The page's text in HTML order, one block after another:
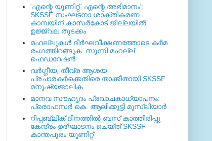
'എന്റെ യൂണിറ്റ്, എന്റെ അഭിമാനം';
SKSSF സംഘടനാ ശാക്തീകരണ
കാമ്പയിന് കാസര്‍കോട് ജില്ലയില്‍
ഉജ്ജ്വല തുടക്കം
മഹല്ലുകള്‍ ദീര്‍ഘവീക്ഷണത്തോടെ കര്‍മ
രംഗത്തിറങ്ങുക: സുന്നി മഹല്ല്
ഫെഡറേഷന്‍
വര്‍ഗ്ഗീയ, തീവ്ര ആശയ
പ്രചാരകര്‍ക്കെതിരെ താക്കീതായി SKSSF
മനുഷ്യജാലിക
മാനവ സൗഹൃദം പ്രവാചകാധ്യാപനം:
പ്രൊഫസർ കെ. ആലിക്കുട്ടി മുസ്ലിയാർ
റിപ്പബ്ലിക് ദിനത്തില്‍ ബസ് കാത്തിരിപ്പു
കേന്ദ്രം ഉദ്ഘാടനം ചെയ്ത്‌ SKSSF
കാന്തപുരം യൂണിറ്റ്